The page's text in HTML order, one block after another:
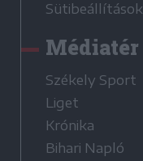
Sütibeállítások
Médiatér
Székely Sport
Liget
Krónika
Bihari Napló